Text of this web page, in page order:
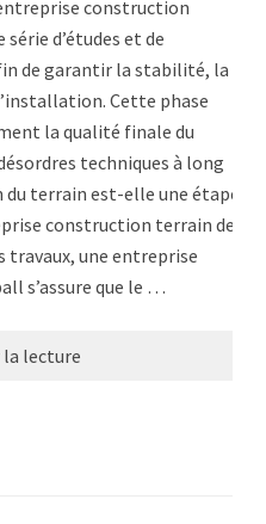
construction
d’études et de
de garantir la stabilité, la
Cette phase
la qualité finale du
techniques à long
terrain est-elle une étape
construction terrain de
travaux, une entreprise
s’assure que le …
lecture